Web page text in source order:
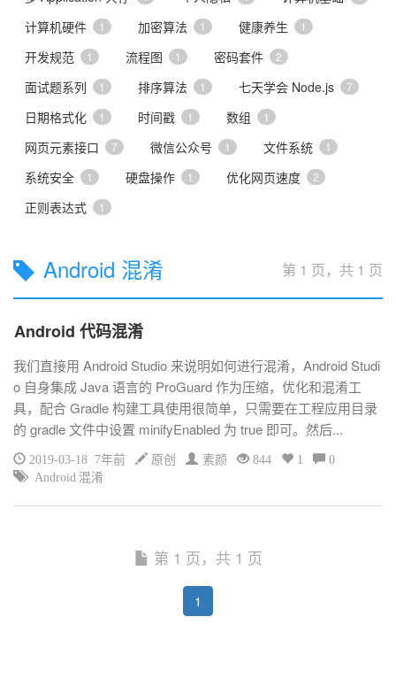
计算机硬件 1 加密算法 1 健康养生 1
开发规范 1 流程图 1 密码套件 2
面试题系列 1 排序算法 1 七天学会 Node.js 7
日期格式化 1 时间戳 1 数组 1
网页元素接口 7 微信公众号 1 文件系统 1
系统安全 1 硬盘操作 1 优化网页速度 2
正则表达式 1
Android 混淆 第 1 页，共 1 页
Android 代码混淆
我们直接用 Android Studio 来说明如何进行混淆，Android Studi
o 自身集成 Java 语言的 ProGuard 作为压缩，优化和混淆工
具，配合 Gradle 构建工具使用很简单，只需要在工程应用目录
的 gradle 文件中设置 minifyEnabled 为 true 即可。然后...
2019-03-18 7年前 原创 素颜 844 1
0
Android 混淆
第 1 页，共 1 页
1